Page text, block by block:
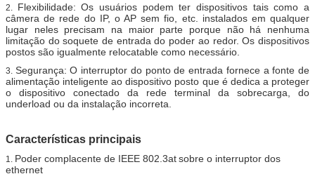
2. Flexibilidade: Os usuários podem ter dispositivos tais como a
câmera de rede do IP, o AP sem fio, etc. instalados em qualquer
lugar neles precisam na maior parte porque não há nenhuma
limitação do soquete de entrada do poder ao redor. Os dispositivos
postos são igualmente relocatable como necessário.
3. Segurança: O interruptor do ponto de entrada fornece a fonte de
alimentação inteligente ao dispositivo posto que é dedica a proteger
o dispositivo conectado da rede terminal da sobrecarga, do
underload ou da instalação incorreta.
Características principais
1. Poder complacente de IEEE 802.3atsobre o interruptor dos
ethernet